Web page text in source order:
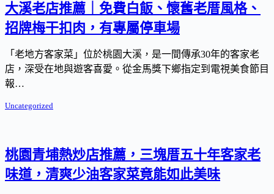
大溪老店推薦｜免費白飯、懷舊老厝風格、
招牌梅干扣肉，有專屬停車場
「老地方客家菜」位於桃園大溪，是一間傳承30年的客家老
店，深受在地與遊客喜愛。從金馬獎下鄉指定到電視美食節目
報…
Uncategorized
桃園青埔熱炒店推薦，三塊厝五十年客家老
味道，清爽少油客家菜竟能如此美味